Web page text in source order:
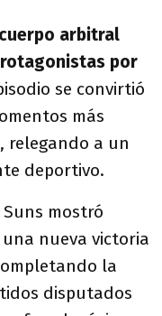
arbitral
por
se convirtió
más
relegando a un
deportivo.
mostró
nueva victoria
la
disputados